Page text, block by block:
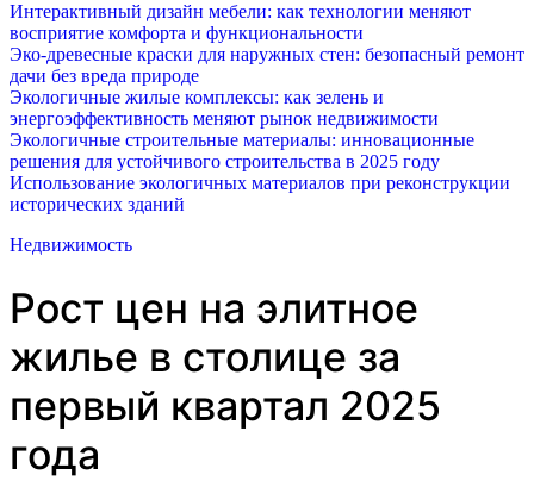
Интерактивный дизайн мебели: как технологии меняют
восприятие комфорта и функциональности
Эко-древесные краски для наружных стен: безопасный ремонт
дачи без вреда природе
Экологичные жилые комплексы: как зелень и
энергоэффективность меняют рынок недвижимости
Экологичные строительные материалы: инновационные
решения для устойчивого строительства в 2025 году
Использование экологичных материалов при реконструкции
исторических зданий
Недвижимость
Рост цен на элитное
жилье в столице за
первый квартал 2025
года